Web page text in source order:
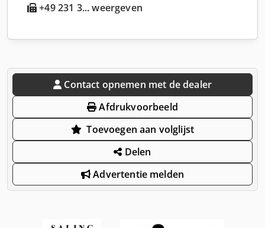
+49 231 3... weergeven
Contact opnemen met de dealer
Afdrukvoorbeeld
Toevoegen aan volglijst
Delen
Advertentie melden